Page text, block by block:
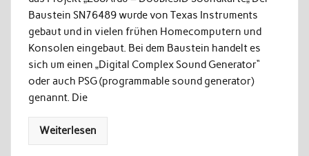
Baustein SN76489 wurde von Texas Instruments
gebaut und in vielen frühen Homecomputern und
Konsolen eingebaut. Bei dem Baustein handelt es
sich um einen „Digital Complex Sound Generator“
oder auch PSG (programmable sound generator)
genannt. Die
Weiterlesen